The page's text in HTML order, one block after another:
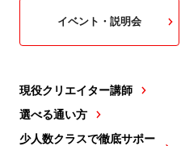
現役クリエイター講師
選べる通い方
少人数クラスで徹底サポー
イベント・説明会